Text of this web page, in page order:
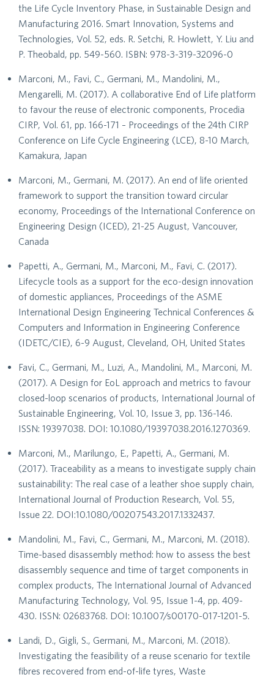
the Life Cycle Inventory Phase, in Sustainable Design and
Manufacturing 2016. Smart Innovation, Systems and
Technologies, Vol. 52, eds. R. Setchi, R. Howlett, Y. Liu and
P. Theobald, pp. 549-560. ISBN: 978-3-319-32096-0
Marconi, M., Favi, C., Germani, M., Mandolini, M.,
Mengarelli, M. (2017). A collaborative End of Life platform
to favour the reuse of electronic components, Procedia
CIRP, Vol. 61, pp. 166-171 – Proceedings of the 24th CIRP
Conference on Life Cycle Engineering (LCE), 8-10 March,
Kamakura, Japan
Marconi, M., Germani, M. (2017). An end of life oriented
framework to support the transition toward circular
economy, Proceedings of the International Conference on
Engineering Design (ICED), 21-25 August, Vancouver,
Canada
Papetti, A., Germani, M., Marconi, M., Favi, C. (2017).
Lifecycle tools as a support for the eco-design innovation
of domestic appliances, Proceedings of the ASME
International Design Engineering Technical Conferences &
Computers and Information in Engineering Conference
(IDETC/CIE), 6-9 August, Cleveland, OH, United States
Favi, C., Germani, M., Luzi, A., Mandolini, M., Marconi, M.
(2017). A Design for EoL approach and metrics to favour
closed-loop scenarios of products, International Journal of
Sustainable Engineering, Vol. 10, Issue 3, pp. 136-146.
ISSN: 19397038. DOI: 10.1080/19397038.2016.1270369.
Marconi, M., Marilungo, E., Papetti, A., Germani, M.
(2017). Traceability as a means to investigate supply chain
sustainability: The real case of a leather shoe supply chain,
International Journal of Production Research, Vol. 55,
Issue 22. DOI:10.1080/00207543.2017.1332437.
Mandolini, M., Favi, C., Germani, M., Marconi, M. (2018).
Time-based disassembly method: how to assess the best
disassembly sequence and time of target components in
complex products, The International Journal of Advanced
Manufacturing Technology, Vol. 95, Issue 1-4, pp. 409-
430. ISSN: 02683768. DOI: 10.1007/s00170-017-1201-5.
Landi, D., Gigli, S., Germani, M., Marconi, M. (2018).
Investigating the feasibility of a reuse scenario for textile
fibres recovered from end-of-life tyres, Waste